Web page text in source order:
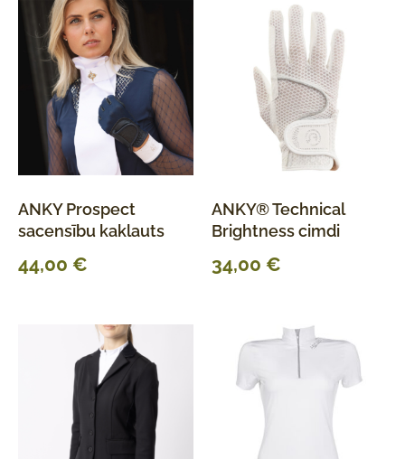
ANKY Prospect
sacensību kaklauts
44,00 €
ANKY® Technical
Brightness cimdi
34,00 €